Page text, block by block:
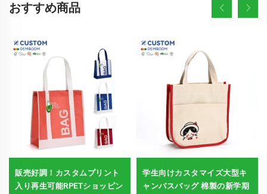
おすすめ商品
販売好調！カスタムプリント
入り再生可能RPETショッピン
学生向けカスタマイズ大型キ
ャンバスバッグ 棉製の新学期